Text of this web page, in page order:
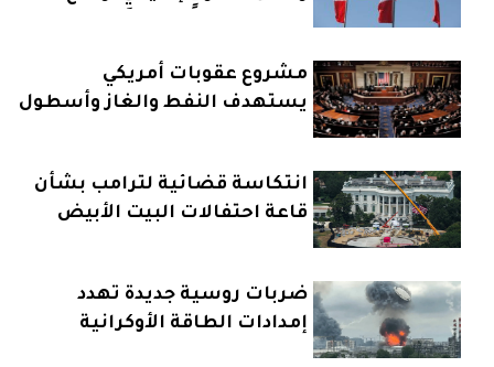
مشروع عقوبات أمريكي
يستهدف النفط والغاز وأسطول
انتكاسة قضائية لترامب بشأن
قاعة احتفالات البيت الأبيض
ضربات روسية جديدة تهدد
إمدادات الطاقة الأوكرانية